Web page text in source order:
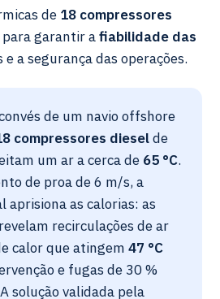
de 18 compressores
para garantir afiabilidade das
e a segurança das operações.
de um navio offshore
compressores dieselde
um ar a cerca de 65 °C.
de proa de 6 m/s, a
aprisiona as calorias: as
recirculações de ar
calor que atingem 47 °C
e fugas de 30 %
solução validada pela